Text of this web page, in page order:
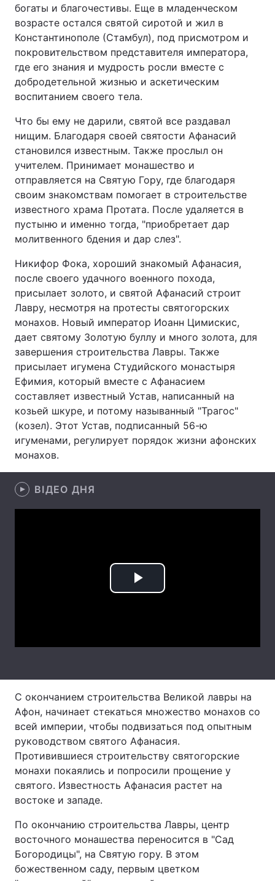
Україна Політика
Економіка Світ
Спорт Наука
Техно і зв'язок Лайт
Зброя Інциденти
Здоров'я Туризм
Цікавинки Погода
Екологія Регіони
Лонгріди
Відео з Youtube Статті
Інтерв'ю Думки
Архів Вакансії
Послуги
богаты и благочестивы. Еще в младенческом
возрасте остался святой сиротой и жил в
Константинополе (Стамбул), под присмотром и
покровительством представителя императора,
где его знания и мудрость росли вместе с
добродетельной жизнью и аскетическим
воспитанием своего тела.
Что бы ему не дарили, святой все раздавал
нищим. Благодаря своей святости Афанасий
становился известным. Также прослыл он
учителем. Принимает монашество и
отправляется на Святую Гору, где благодаря
своим знакомствам помогает в строительстве
известного храма Протата. После удаляется в
пустыню и именно тогда, "приобретает дар
молитвенного бдения и дар слез".
Никифор Фока, хороший знакомый Афанасия,
после своего удачного военного похода,
присылает золото, и святой Афанасий строит
Лавру, несмотря на протесты святогорских
монахов. Новый император Иоанн Цимискис,
дает святому Золотую буллу и много золота, для
завершения строительства Лавры. Также
присылает игумена Студийского монастыря
Ефимия, который вместе с Афанасием
составляет известный Устав, написанный на
козьей шкуре, и потому называнный "Трагос"
(козел). Этот Устав, подписанный 56-ю
игуменами, регулирует порядок жизни афонских
монахов.
ВІДЕО ДНЯ
Play
С окончанием строительства Великой лавры на
Афон, начинает стекаться множество монахов со
всей империи, чтобы подвизаться под опытным
руководством святого Афанасия.
Противившиеся строительству святогорские
монахи покаялись и попросили прощение у
святого. Известность Афанасия растет на
востоке и западе.
По окончанию строительства Лавры, центр
восточного монашества переносится в "Сад
Богородицы", на Святую гору. В этом
божественном саду, первым цветком